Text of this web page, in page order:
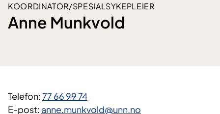
KOORDINATOR/SPESIALSYKEPLEIER
Anne Munkvold
​Telefon:77 66 99 74
E-post: anne.munkvold@unn.no​